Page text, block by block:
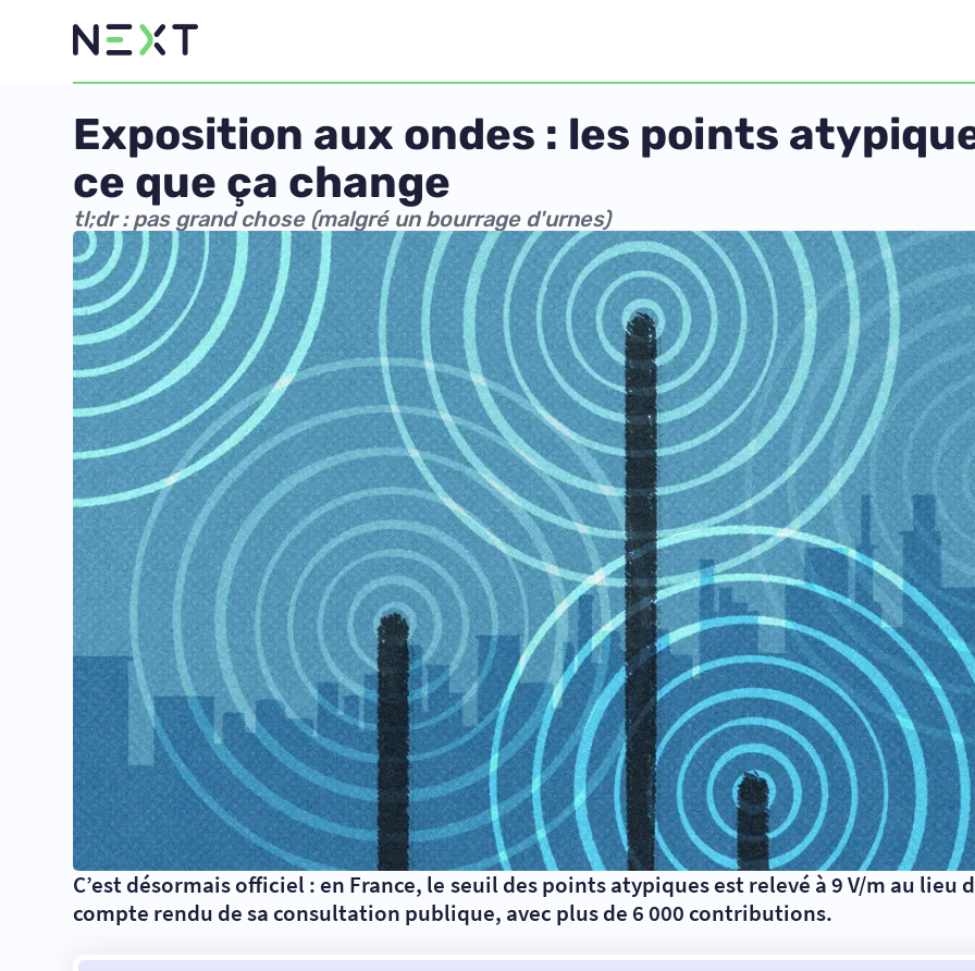
Exposition aux ondes : les points
ce que ça change
tl;dr : pas grand chose (malgré un bourrage d'urnes)
C’est désormais officiel : en France, le seuil des points atypiques est relevé à 9 V/m au lieu
compte rendu de sa consultation publique, avec plus de 6 000 contributions.